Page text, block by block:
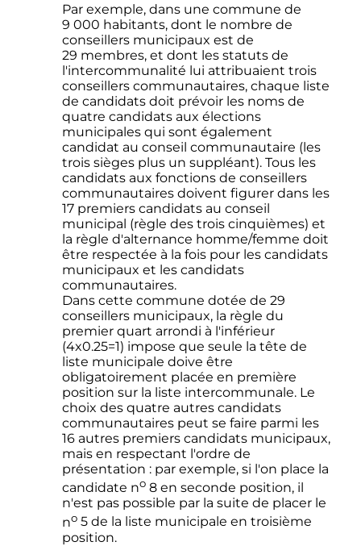
Par exemple, dans une commune de
9 000 habitants, dont le nombre de
conseillers municipaux est de
29 membres, et dont les statuts de
l'intercommunalité lui attribuaient trois
conseillers communautaires, chaque liste
de candidats doit prévoir les noms de
quatre candidats aux élections
municipales qui sont également
candidat au conseil communautaire (les
trois sièges plus un suppléant). Tous les
candidats aux fonctions de conseillers
communautaires doivent figurer dans les
17 premiers candidats au conseil
municipal (règle des trois cinquièmes) et
la règle d'alternance homme/femme doit
être respectée à la fois pour les candidats
municipaux et les candidats
communautaires.
Dans cette commune dotée de 29
conseillers municipaux, la règle du
premier quart arrondi à l'inférieur
(4x0.25=1) impose que seule la tête de
liste municipale doive être
obligatoirement placée en première
position sur la liste intercommunale. Le
choix des quatre autres candidats
communautaires peut se faire parmi les
16 autrespremiers candidats municipaux,
mais en respectant l'ordre de
présentation : par exemple, si l'on place la
candidate no 8en seconde position, il
n'est pas possible par la suite de placer le
no 5de la liste municipale en troisième
position.